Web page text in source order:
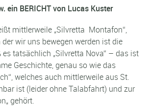
ein BERICHT von Lucas Kuster
mittlerweile „Silvretta Montafon“,
wir uns bewegen werden ist die
es tatsächlich „Silvretta Nova“ – das ist
Geschichte, genau so wie das
welches auch mittlerweile aus St.
ist (leider ohne Talabfahrt) und zur
gehört.